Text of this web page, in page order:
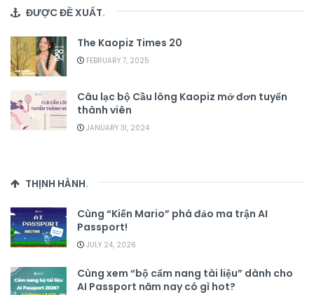
ĐƯỢC ĐỀ XUẤT.
The Kaopiz Times 20
FEBRUARY 7, 2025
Câu lạc bộ Cầu lông Kaopiz mở đơn tuyển
thành viên
JANUARY 31, 2024
THỊNH HÀNH.
Cùng “Kiến Mario” phá đảo ma trận AI
Passport!
JULY 24, 2026
Cùng xem “bộ cẩm nang tài liệu” dành cho
AI Passport năm nay có gì hot?